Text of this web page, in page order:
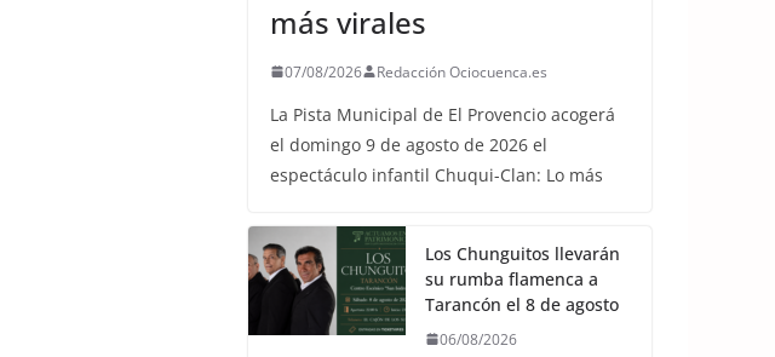
más virales
07/08/2026 Redacción Ociocuenca.es
La Pista Municipal de El Provencio acogerá
el domingo 9 de agosto de 2026 el
espectáculo infantil Chuqui-Clan: Lo más
Los Chunguitos llevarán
su rumba flamenca a
Tarancón el 8 de agosto
06/08/2026